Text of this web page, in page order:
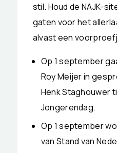
stil. Houd de NAJK-
gaten voor het
alvast een
Op 1 september
Roy Meijer in
Henk Staghouwer
Jongerendag.
Op 1 september
van Stand van